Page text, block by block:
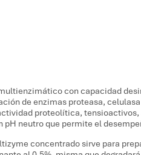
con capacidad
de enzimas proteasa,
proteolítica,
pH neutro que permite el
concentrado sirve para